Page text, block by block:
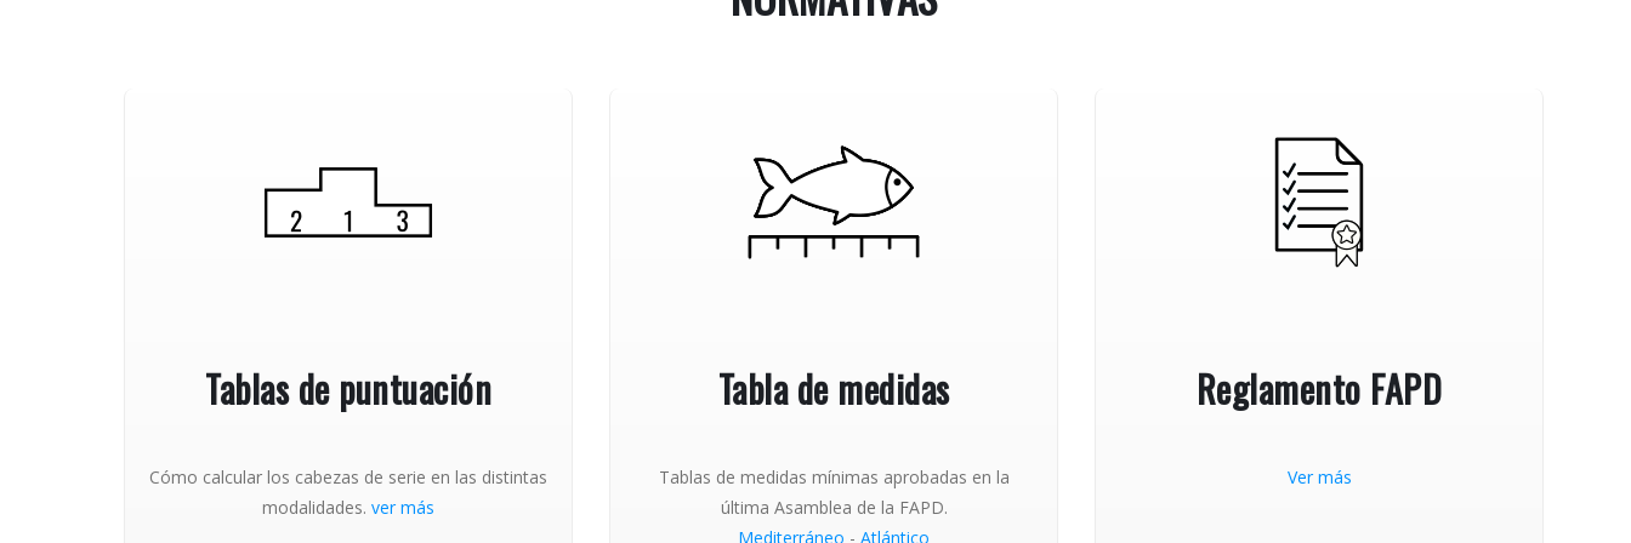
Tablas de puntuación
Cómo calcular los cabezas de serie en las distintas
modalidades. ver más
Tabla de medidas
Tablas de medidas mínimas aprobadas en la
última Asamblea de la FAPD.
Mediterráneo - Atlántico
Reglamento FAPD
Ver más